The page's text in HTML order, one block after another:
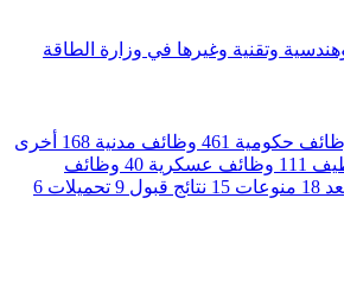
وتقنية وغيرها في وزارة الطاقة
حكومية 461 وظائف مدنية 168 أخرى
111 وظائف عسكرية 40 وظائف
18 منوعات 15 نتائج قبول 9 تحميلات 6